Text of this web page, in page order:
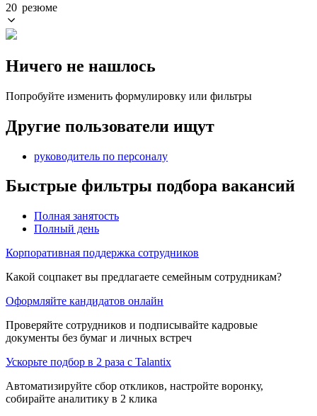
20 резюме
Ничего не нашлось
Попробуйте изменить формулировку или фильтры
Другие пользователи ищут
руководитель по персоналу
Быстрые фильтры подбора вакансий
Полная занятость
Полный день
Корпоративная поддержка сотрудников
Какой соцпакет вы предлагаете семейным сотрудникам?
Оформляйте кандидатов онлайн
Проверяйте сотрудников и подписывайте кадровые
документы без бумаг и личных встреч
Ускорьте подбор в 2 раза с Talantix
Автоматизируйте сбор откликов, настройте воронку,
собирайте аналитику в 2 клика